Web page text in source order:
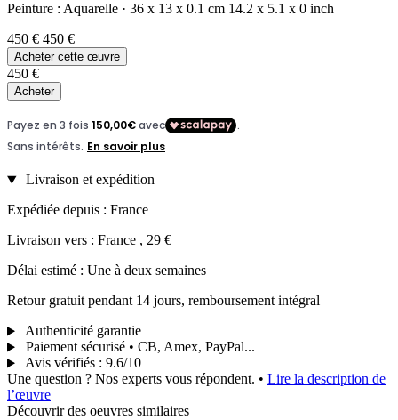
Peinture : Aquarelle · 36 x 13 x 0.1 cm 14.2 x 5.1 x 0 inch
450 € 450 €
Acheter cette œuvre
450 €
Acheter
Livraison et expédition
Expédiée depuis : France
Livraison vers : France , 29 €
Délai estimé : Une à deux semaines
Retour gratuit pendant 14 jours, remboursement intégral
Authenticité garantie
Paiement sécurisé • CB, Amex, PayPal...
Avis vérifiés : 9.6/10
Une question ? Nos experts vous répondent. • Lire la description de
l’œuvre
Découvrir des oeuvres similaires